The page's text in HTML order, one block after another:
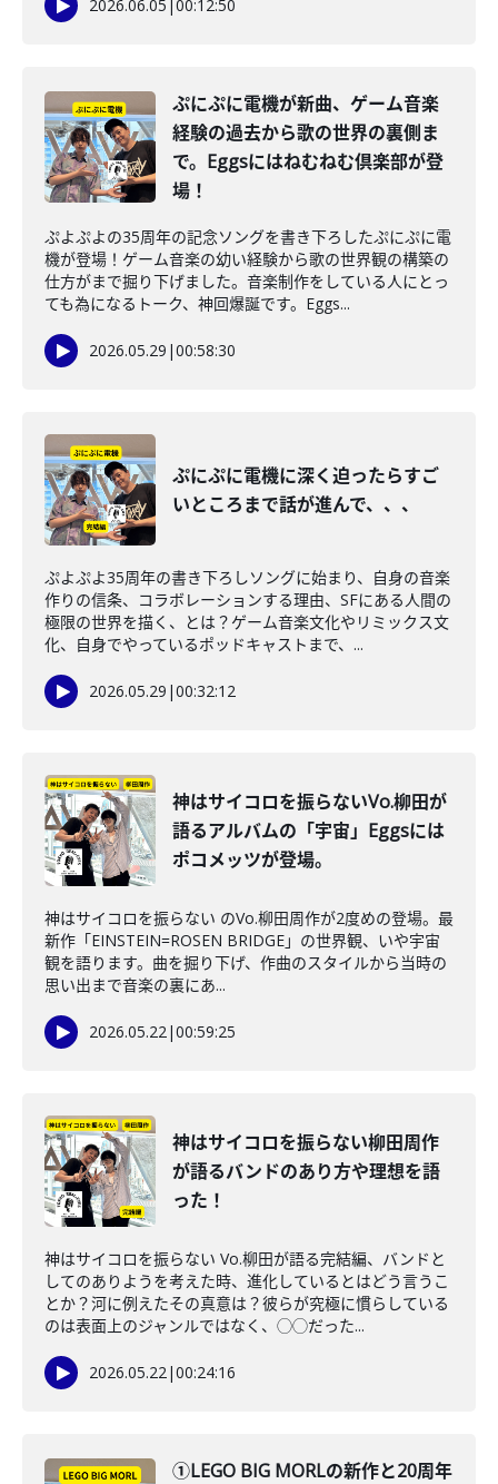
2026.06.05 00:12:50
ぷにぷに電機が新曲、ゲーム音楽
経験の過去から歌の世界の裏側ま
で。Eggsにはねむねむ倶楽部が登
場！
ぷよぷよの35周年の記念ソングを書き下ろしたぷにぷに電
機が登場！ゲーム音楽の幼い経験から歌の世界観の構築の
仕方がまで掘り下げました。音楽制作をしている人にとっ
ても為になるトーク、神回爆誕です。Eggs...
2026.05.29 |00:58:30
ぷにぷに電機に深く迫ったらすご
いところまで話が進んで、、、
ぷよぷよ35周年の書き下ろしソングに始まり、自身の音楽
作りの信条、コラボレーションする理由、SFにある人間の
極限の世界を描く、とは？ゲーム音楽文化やリミックス文
化、自身でやっているポッドキャストまで、...
2026.05.29 |00:32:12
神はサイコロを振らないVo.柳田が
語るアルバムの「宇宙」Eggsには
ポコメッツが登場。
神はサイコロを振らない のVo.柳田周作が2度めの登場。最
新作「EINSTEIN=ROSEN BRIDGE」の世界観、いや宇宙
観を語ります。曲を掘り下げ、作曲のスタイルから当時の
思い出まで音楽の裏にあ...
2026.05.22|00:59:25
神はサイコロを振らない柳田周作
が語るバンドのあり方や理想を語
った！
神はサイコロを振らない Vo.柳田が語る完結編、バンドと
してのありようを考えた時、進化しているとはどう言うこ
とか？河に例えたその真意は？彼らが究極に慣らしている
のは表面上のジャンルではなく、◯◯だった...
2026.05.22|00:24:16
①LEGO BIG MORLの新作と20周年